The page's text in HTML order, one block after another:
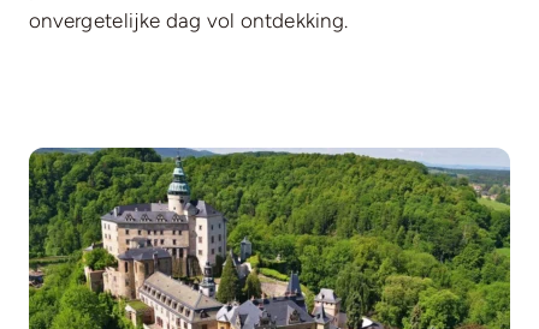
onvergetelijke dag vol ontdekking.